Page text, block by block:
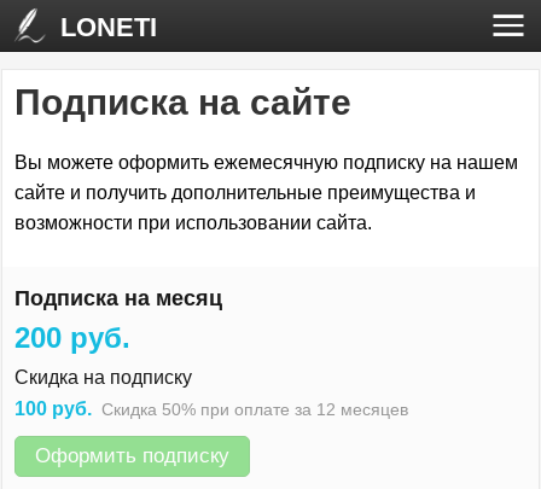
LONETI
Подписка на сайте
Вы можете оформить ежемесячную подписку на нашем
сайте и получить дополнительные преимущества и
возможности при использовании сайта.
Подписка на месяц
200 руб.
Скидка на подписку
100 руб. Скидка 50% при оплате за 12 месяцев
Оформить подписку